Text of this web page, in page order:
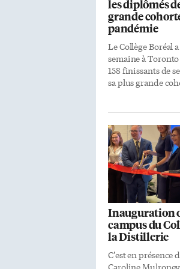
les diplômés
grande
pandémie
Le Collège Boréal
semaine à
158 finissants de
sa plus grande
cérémonies dans
la province, le
printemps 628
Kumbaro,
programmes
attribue cette
réputation du
qualité de ses
excellent service
«Après leur
étudiants sont
qu’ils deviennent
Inauguration
campus du
la Distillerie
C’est en présence
Caroline